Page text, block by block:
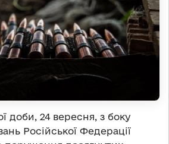
доби, 24 вересня, з боку
Російської Федерації